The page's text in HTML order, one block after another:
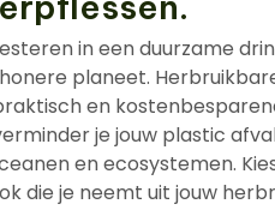
in een duurzame
planeet.
en
je jouw plastic
en ecosystemen.
die je neemt uit jouw